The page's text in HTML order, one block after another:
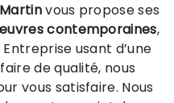
vous propose ses
contemporaines,
Entreprise usant d’une
de qualité, nous
vous satisfaire. Nous